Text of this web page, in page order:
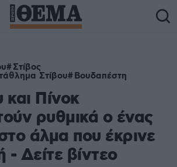
Στίβος
Στίβου Βουδαπέστη
και Πίνοκ
ρυθμικά ο ένας
άλμα που έκρινε
- Δείτε βίντεο